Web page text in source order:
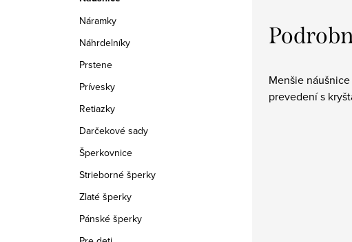
Náramky
Náhrdelníky
Prstene
Prívesky
Retiazky
Darčekové sady
Šperkovnice
Strieborné šperky
Zlaté šperky
Pánské šperky
Menšie
prevedení s